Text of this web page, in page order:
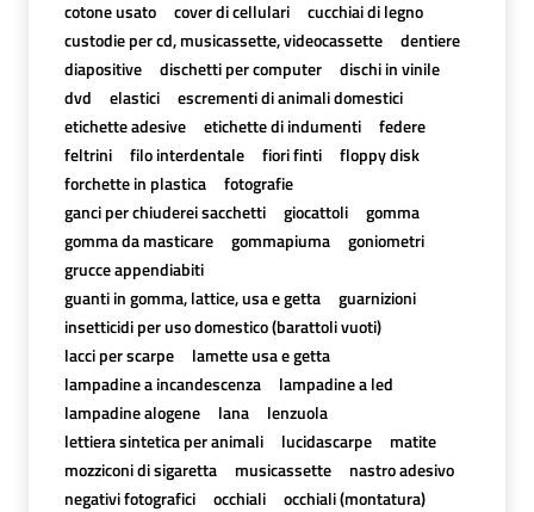
cotone usato cover di cellulari
cucchiai di legno
custodie per cd, musicassette, videocassette
dentiere
diapositive
dischetti per computer
dischi in vinile
dvd
elastici
escrementi di animali domestici
etichette adesive
etichette di indumenti
federe
feltrini
filo interdentale fiori finti
floppy disk
forchette in plastica
fotografie
ganci per chiuderei sacchetti
giocattoli
gomma
gomma da masticare
gommapiuma
goniometri
grucce appendiabiti
guanti in gomma, lattice, usa e getta
guarnizioni
insetticidi per uso domestico (barattoli vuoti)
lacci per scarpe
lamette usa e getta
lampadine a incandescenza
lampadine a led
lampadine alogene
lana
lenzuola
lettiera sintetica per animali
lucidascarpe
matite
mozziconi di sigaretta
musicassette
nastro adesivo
negativi fotografici
occhiali
occhiali (montatura)